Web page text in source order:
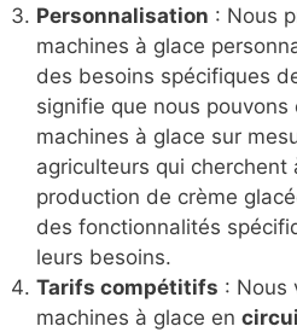
Personnalisation : Nous
machines à glace
des besoins spécifiques
signifie que nous pouvons
machines à glace sur
agriculteurs qui cherchent
production de crème
des fonctionnalités
leurs besoins.
Tarifs compétitifs : Nous
machines à glace en